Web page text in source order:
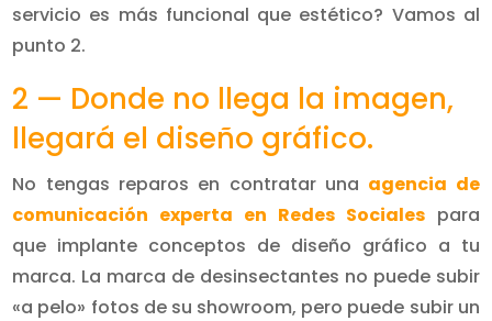
servicio es más funcional que estético? Vamos al
punto 2.
2 — Donde no llega la imagen,
llegará el diseño gráfico.
No tengas reparos en contratar una agencia de
comunicación experta en Redes Socialespara
que implante conceptos de diseño gráfico a tu
marca. La marca de desinsectantes no puede subir
«a pelo» fotos de su showroom, pero puede subir un